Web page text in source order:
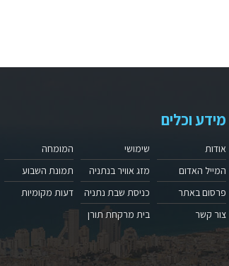
מידע וכלים
אודות
המייל האדום
פרסום באתר
צור קשר
שימושי
מזג אוויר בנתניה
כניסת שבת נתניה
בית מרקחת תורן
המומחה
תמונת השבוע
דעות מקומיות